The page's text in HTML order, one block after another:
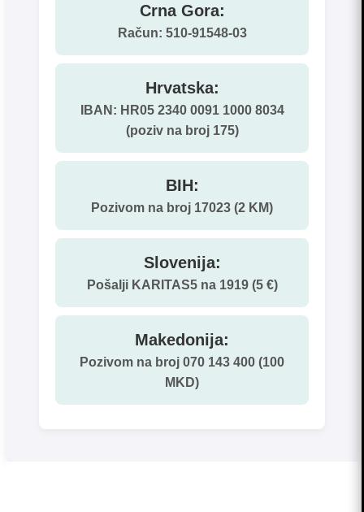
Crna Gora:
Račun: 510-91548-03
Hrvatska:
IBAN: HR05 2340 0091 1000 8034
(poziv na broj 175)
BIH:
Pozivom na broj 17023 (2 KM)
Slovenija:
Pošalji KARITAS5 na 1919 (5 €)
Makedonija:
Pozivom na broj 070 143 400 (100
MKD)